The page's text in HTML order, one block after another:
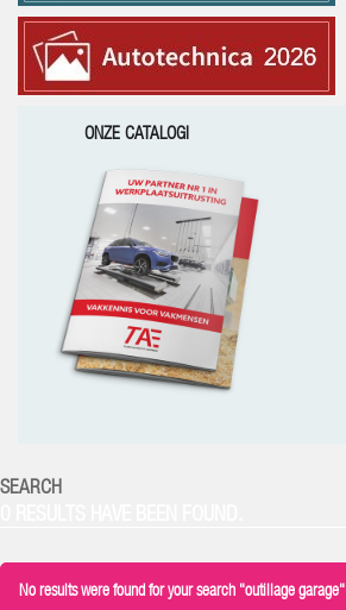
ONZE CATALOGI
SEARCH
No results were found for your search "outillage garage"